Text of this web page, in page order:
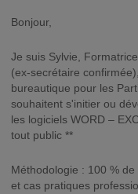
Bonjour,
Je suis Sylvie,
(ex-secrétaire
bureautique pour les
souhaitent s'initier ou
les logiciels WORD –
tout public **
Méthodologie : 100 %
et cas pratiques